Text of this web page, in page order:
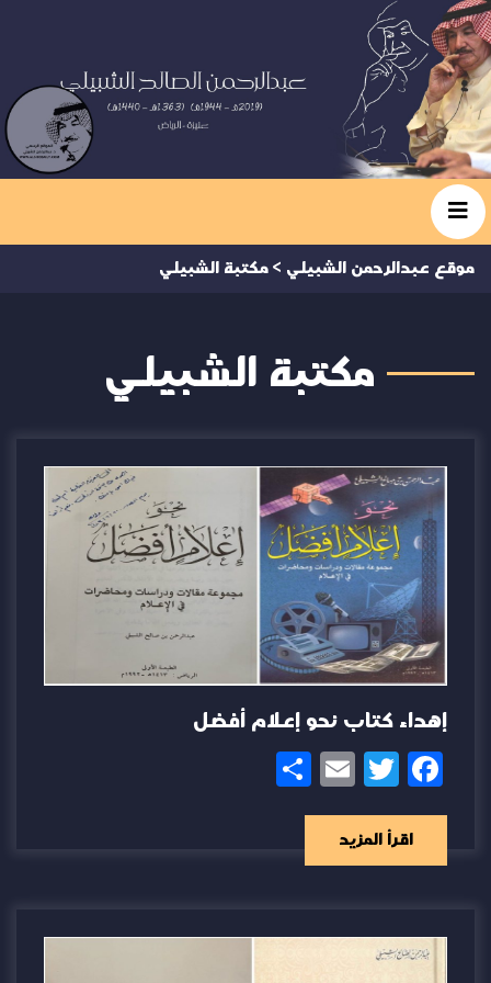
موقع عبدالرحمن الشبيلي > مكتبة الشبيلي
مكتبة الشبيلي
إهداء كتاب نحو إعلام أفضل
Facebook
Twitter
Email
اقرأ المزيد